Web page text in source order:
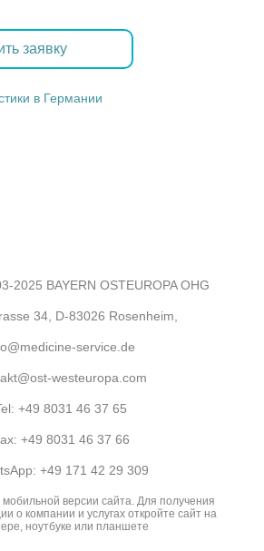
заявку
в Германии
2025 BAYERN OSTEUROPA OHG
34, D-83026 Rosenheim,
service.de
westeuropa.com
+49 8031 46 37 65
+49 8031 46 37 66
+49 171 42 29 309
версии сайта. Для получения
о компании и услугах откройте сайт на
ноутбуке или планшете